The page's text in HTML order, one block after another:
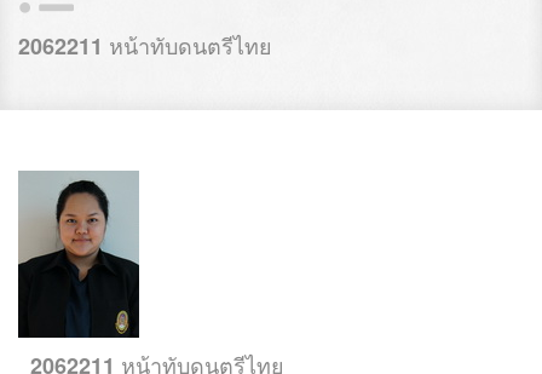
2062211 หน้าทับดนตรีไทย
2062211 หน้าทับดนตรีไทย